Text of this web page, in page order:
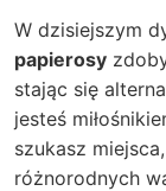
W dzisiejszym
papierosy
stając się
jesteś
szukasz
różnorodnych